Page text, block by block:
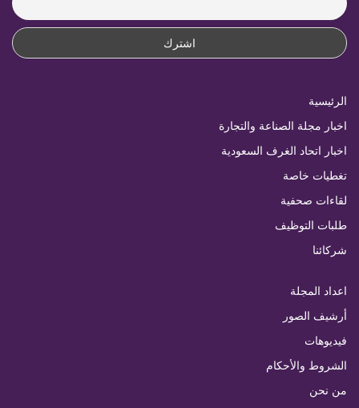
الرئيسية
اخبار مجلة الصناعة والتجارة
اخبار اتحاد الغرف السعودية
تغطيات خاصة
لقاءات صحفية
طلبات التوظيف
شركائنا
اعداد المجلة
أرشيف الصور
فيديوهات
الشروط والأحكام
من نحن